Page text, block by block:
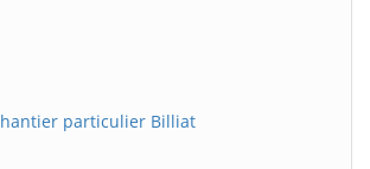
particulier Billiat